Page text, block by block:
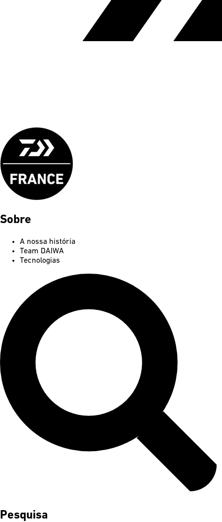
Sobre
A nossa história
Team DAIWA
Tecnologias
Pesquisa